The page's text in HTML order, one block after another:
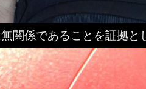
関係であることを証拠と